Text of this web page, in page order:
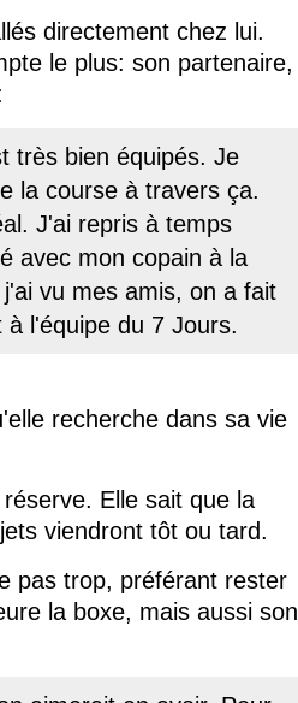
directement chez lui.
le plus: son partenaire,
très bien équipés. Je
la course à travers ça.
J'ai repris à temps
avec mon copain à la
vu mes amis, on a fait
l'équipe du 7 Jours.
recherche dans sa vie
Elle sait que la
viendront tôt ou tard.
pas trop, préférant rester
la boxe, mais aussi son